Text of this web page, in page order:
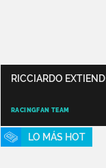
RICCIARDO
RACINGFAN TEAM
LO MÁS HOT